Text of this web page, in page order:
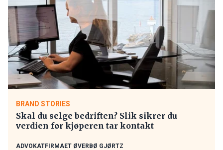
BRAND STORIES
Skal du selge bedriften? Slik sikrer du
verdien før kjøperen tar kontakt
ADVOKATFIRMAET ØVERBØ GJØRTZ